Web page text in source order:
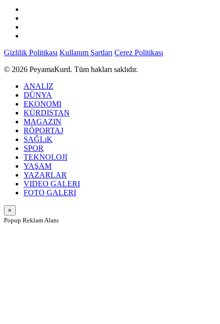
Gizlilik Politikası Kullanım Şartları Çerez Politikası
© 2026 PeyamaKurd. Tüm hakları saklıdır.
ANALIZ
DÜNYA
EKONOMI
KÜRDISTAN
MAGAZIN
RÖPORTAJ
SAĞLıK
SPOR
TEKNOLOJI
YAŞAM
YAZARLAR
VIDEO GALERI
FOTO GALERI
×
Popup Reklam Alanı